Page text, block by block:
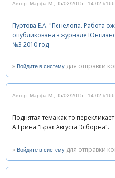
Автор: Марфа-М. 05/02/2015 - 14:02
Пуртова Е.А. "Пенелопа. Работа
опубликована в журнале
№3 2010 год
» Войдите в систему для отправки
Автор: Марфа-М. 05/02/2015 - 14:02
Поднятая тема как-то
А.Грина "Брак Августа Эсборна".
» Войдите в систему для отправки